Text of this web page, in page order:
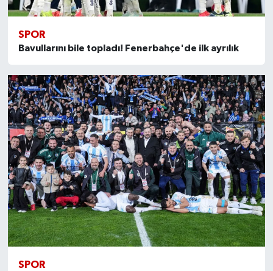
SPOR
Bavullarını bile topladı! Fenerbahçe'de ilk ayrılık
SPOR